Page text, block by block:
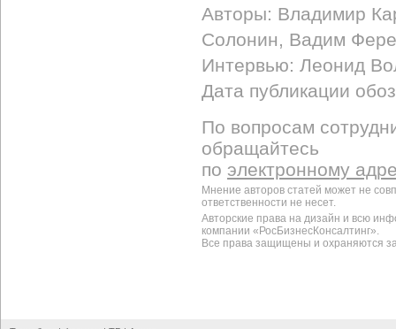
Авторы: Владимир
Солонин, Вадим
Интервью: Леонид
Дата публикации
По вопросам
обращайтесь
по электронному
Мнение авторов статей может не
ответственности не несет.
Авторские права на дизайн и всю
компании «РосБизнесКонсалтинг».
Все права защищены и охраняются